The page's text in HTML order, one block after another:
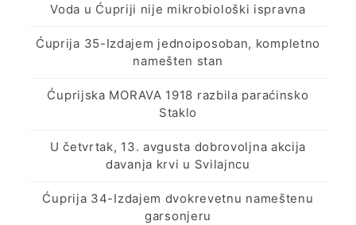
Voda u Ćupriji nije mikrobiološki ispravna
Ćuprija 35-Izdajem jednoiposoban, kompletno
namešten stan
Ćuprijska MORAVA 1918 razbila paraćinsko
Staklo
U četvrtak, 13. avgusta dobrovoljna akcija
davanja krvi u Svilajncu
Ćuprija 34-Izdajem dvokrevetnu nameštenu
garsonjeru